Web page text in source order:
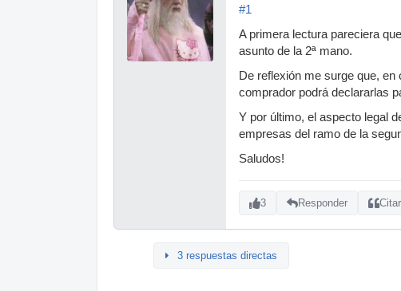
#1
A primera lectura pareciera
asunto de la 2ª mano.
De reflexión me surge que,
comprador podrá declararlas
Y por último, el aspecto legal
empresas del ramo de la
Saludos!
3 Responder Citar
3 respuestas directas